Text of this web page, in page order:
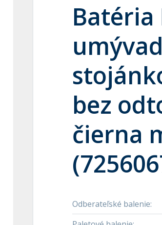
Batéria
bez
čierna
Odberateľské balenie: